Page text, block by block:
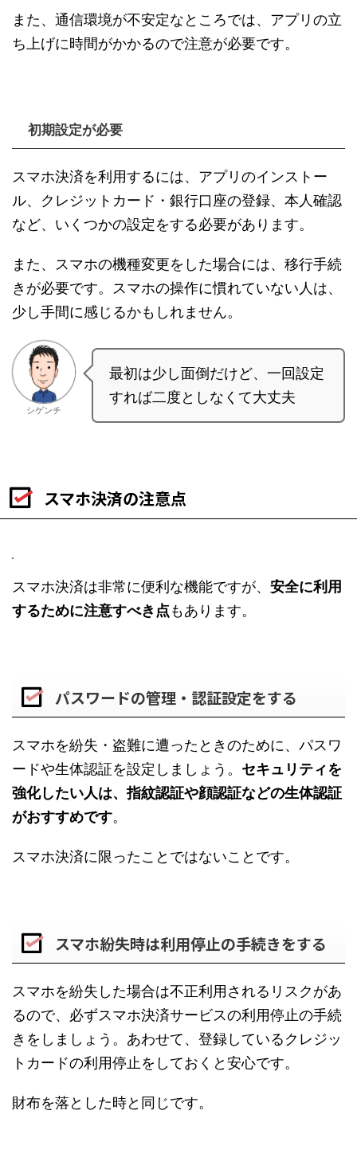
また、通信環境が不安定なところでは、アプリの立
ち上げに時間がかかるので注意が必要です。
初期設定が必要
スマホ決済を利用するには、アプリのインストー
ル、クレジットカード・銀行口座の登録、本人確認
など、いくつかの設定をする必要があります。
また、スマホの機種変更をした場合には、移行手続
きが必要です。スマホの操作に慣れていない人は、
少し手間に感じるかもしれません。
シゲンチ
最初は少し面倒だけど、一回設定
すれば二度としなくて大丈夫
スマホ決済の注意点
スマホ決済は非常に便利な機能ですが、 安全に利用
するために注意すべき点もあります。
パスワードの管理・認証設定をする
スマホを紛失・盗難に遭ったときのために、パスワ
ードや生体認証を設定しましょう。 セキュリティを
強化したい人は、指紋認証や顔認証などの生体認証
がおすすめです。
スマホ決済に限ったことではないことです。
スマホ紛失時は利用停止の手続きをする
スマホを紛失した場合は不正利用されるリスクがあ
るので、必ずスマホ決済サービスの利用停止の手続
きをしましょう。あわせて、登録しているクレジッ
トカードの利用停止をしておくと安心です。
財布を落とした時と同じです。